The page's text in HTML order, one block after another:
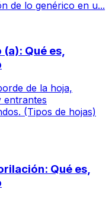
de lo genérico en u...
Qué es,
de la hoja,
entrantes
(Tipos de hojas)
Qué es,